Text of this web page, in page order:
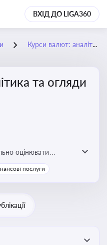
ВХІД ДО LIGA360
Курси валют: аналітика та огляди трендів
та огляди
оцінювати
Зміни в
собівартість
послуги